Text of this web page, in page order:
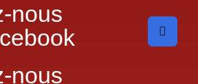
nous
nous